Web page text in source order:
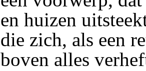
en huizen
die zich, als een
boven alles